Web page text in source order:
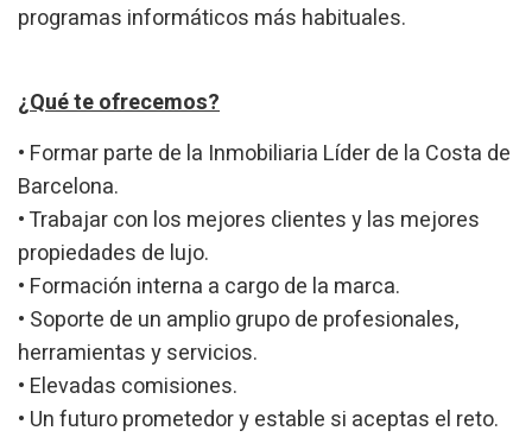
programas informáticos más habituales.
¿Qué te ofrecemos?
• Formar parte de la Inmobiliaria Líder de la Costa de
Barcelona.
• Trabajar con los mejores clientes y las mejores
propiedades de lujo.
• Formación interna a cargo de la marca.
• Soporte de un amplio grupo de profesionales,
herramientas y servicios.
• Elevadas comisiones.
• Un futuro prometedor y estable si aceptas el reto.